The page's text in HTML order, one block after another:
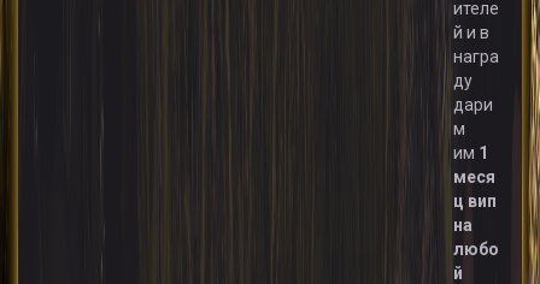
ителе
й и в
награ
ду
дари
м
им 1
меся
ц вип
на
любо
й